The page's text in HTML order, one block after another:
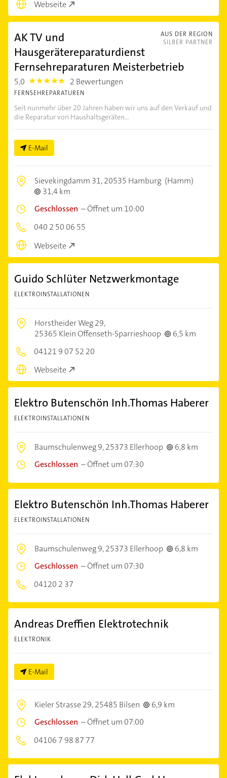
Webseite
AUS DER REGION
SILBER PARTNER
AK TV und
Hausgerätereparaturdienst
Fernsehreparaturen Meisterbetrieb
5,0 5.0 2 Bewertungen
FERNSEHREPARATUREN
Seit nunmehr über 20 Jahren haben wir uns auf den Verkauf und
die Reparatur von Haushaltsgeräten...
E-Mail
Sievekingdamm 31,20535 Hamburg (Hamm)
31,4 km
Geschlossen –Öffnet um 10:00
040 2 50 06 55
Webseite
Guido Schlüter Netzwerkmontage
ELEKTROINSTALLATIONEN
Horstheider Weg 29,
25365 Klein Offenseth-Sparrieshoop
6,5 km
04121 9 07 52 20
Webseite
Elektro Butenschön Inh.Thomas Haberer
ELEKTROINSTALLATIONEN
Baumschulenweg 9,25373 Ellerhoop
6,8 km
Geschlossen –Öffnet um 07:30
Elektro Butenschön Inh.Thomas Haberer
ELEKTROINSTALLATIONEN
Baumschulenweg 9,25373 Ellerhoop
6,8 km
Geschlossen –Öffnet um 07:30
04120 2 37
Andreas Dreffien Elektrotechnik
ELEKTRONIK
E-Mail
Kieler Strasse 29,25485 Bilsen
6,9 km
Geschlossen –Öffnet um 07:00
04106 7 98 87 77